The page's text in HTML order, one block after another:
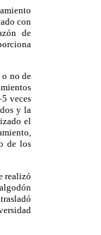
con
de
o no de
veces
y la
el
de los
realizó